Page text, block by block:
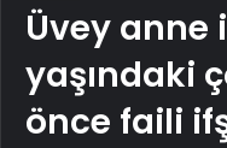
Üvey anne
yaşındaki
önce faili